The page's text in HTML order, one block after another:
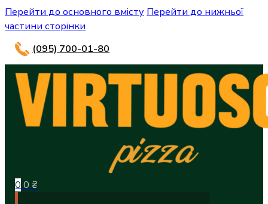
Перейти до основного вмісту Перейти до нижньої
частини сторінки
(095) 700-01-80
0 0 ₴